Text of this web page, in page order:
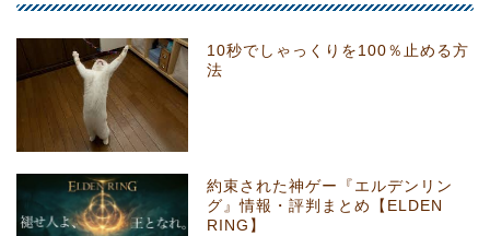
10秒でしゃっくりを100％止める方
法
約束された神ゲー『エルデンリン
グ』情報・評判まとめ【ELDEN
RING】